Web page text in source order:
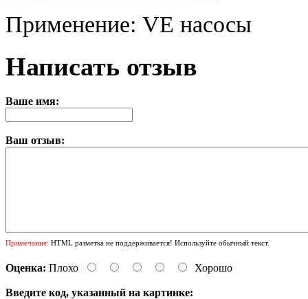
Применение: VE насосы
Написать отзыв
Ваше имя:
Ваш отзыв:
Примечание: HTML разметка не поддерживается! Используйте обычный текст.
Оценка: Плохо Хорошо
Введите код, указанный на картинке: